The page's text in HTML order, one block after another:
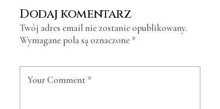
Dodaj komentarz
Twój adres email nie zostanie opublikowany.
Wymagane pola są oznaczone *